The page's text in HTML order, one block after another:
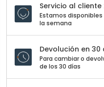
Servicio al
Estamos disponibles
la semana
Devolución en 30
Para cambiar o
de los 30 días